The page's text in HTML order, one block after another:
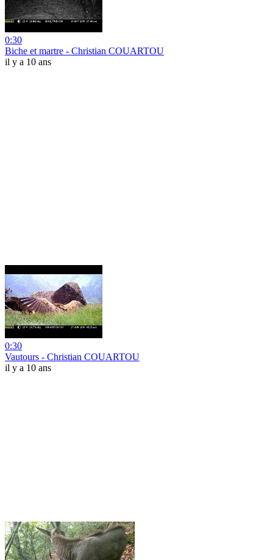
0:30
Biche et martre - Christian COUARTOU
il y a 10 ans
0:30
Vautours - Christian COUARTOU
il y a 10 ans